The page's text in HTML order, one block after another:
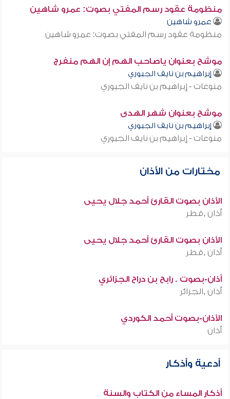
منظومة عقود رسم المفتي بصوت: عمرو شاهين
عمرو شاهين
منظومة عقود رسم المفتي بصوت: عمرو شاهين
موشح بعنوان ياصاحب الهم إن الهم منفرج
إبراهيم بن نايف الجبوري
منوعات - إبراهيم بن نايف الجبوري
موشح بعنوان شهر الهدى
إبراهيم بن نايف الجبوري
منوعات - إبراهيم بن نايف الجبوري
مختارات من الأذان
الأذان بصوت القارئ أحمد جلال يحيى
أذان ,قطر
الأذان بصوت القارئ أحمد جلال يحيى
أذان ,قطر
أذان-بصوت . رابح بن دراح الجزائري
أذان ,الجزائر
الأذان-بصوت أحمد الكوردي
أذان
أدعية وأذكار
أذكار المساء من الكتاب والسنة